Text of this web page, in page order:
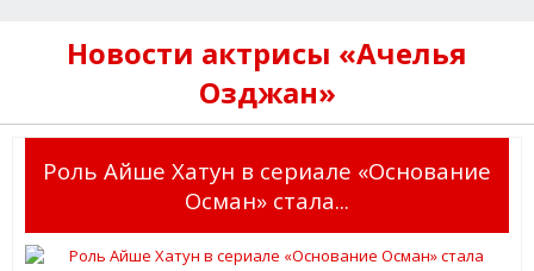
Новости актрисы «Ачелья
Озджан»
Роль Айше Хатун в сериале «Основание
Осман» стала...